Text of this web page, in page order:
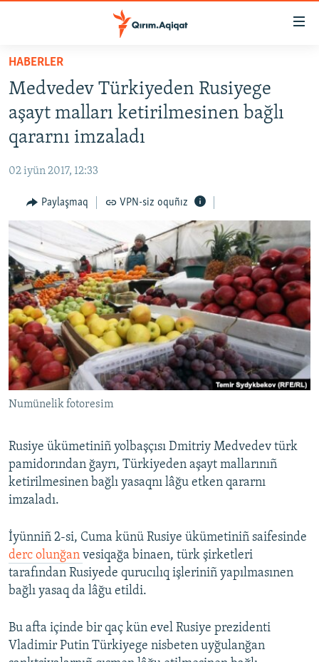
Esas
qaytmaq
Baş
navigatsiyağa
qaytmaq
Qıdıruvğa
qaytmaq
HABERLER
İQTİSADİYAT
MEDENİYET
İNSAN AQLARI
VİDEO
SÜRET
BLOGLAR
FİKİR
Русский
Українською
QOŞULIÑIZ!
RFE/RS bütün saytları
HABERLER
Medvedev Türkiyeden Rusiyege
aşayt malları ketirilmesinen bağlı
qararnı imzaladı
02 iyün 2017, 12:33
Paylaşmaq VPN-siz oquñız
Numünelik fotoresim
Rusiye ükümetiniñ yolbaşçısı Dmitriy Medvedev türk
pamidorından ğayrı, Türkiyeden aşayt mallarınıñ
ketirilmesinen bağlı yasaqnı lâğu etken qararnı
imzaladı.
İyünniñ 2-si, Cuma künü Rusiye ükümetiniñ saifesinde
derc olunğan vesiqağa binaen, türk şirketleri
tarafından Rusiyede qurucılıq işleriniñ yapılmasınen
bağlı yasaq da lâğu etildi.
Bu afta içinde bir qaç kün evel Rusiye prezidenti
Vladimir Putin Türkiyege nisbeten uyğulanğan